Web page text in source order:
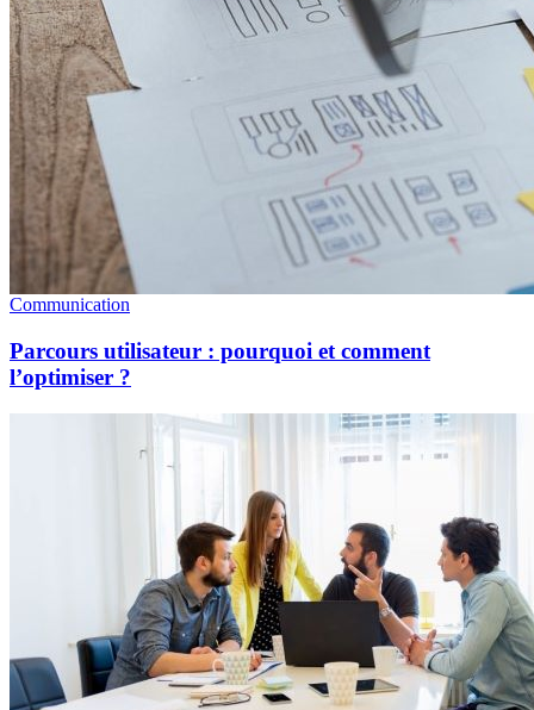
Communication
Parcours utilisateur : pourquoi et comment
l’optimiser ?